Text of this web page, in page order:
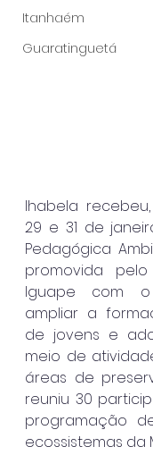
Itanhaém
Guaratinguetá
lhabela
29 e 31 de
Pedagógica
promovida
Iguape com
ampliar a
de jovens e
meio de
áreas de
reuniu 30
programação
ecossistemas da